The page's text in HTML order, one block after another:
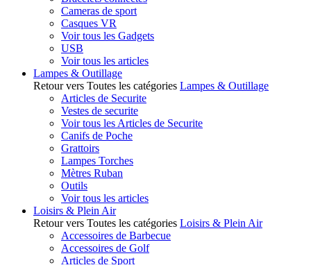
Cameras de sport
Casques VR
Voir tous les Gadgets
USB
Voir tous les articles
Lampes & Outillage
Retour vers Toutes les catégories Lampes & Outillage
Articles de Securite
Vestes de securite
Voir tous les Articles de Securite
Canifs de Poche
Grattoirs
Lampes Torches
Mètres Ruban
Outils
Voir tous les articles
Loisirs & Plein Air
Retour vers Toutes les catégories Loisirs & Plein Air
Accessoires de Barbecue
Accessoires de Golf
Articles de Sport